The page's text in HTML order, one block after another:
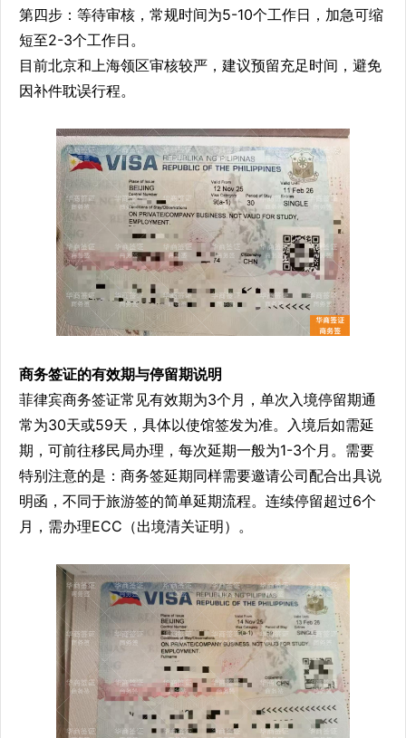
第四步：等待审核，常规时间为5-10个工作日，加急可缩
短至2-3个工作日。
目前北京和上海领区审核较严，建议预留充足时间，避免
因补件耽误行程。
商务签证的有效期与停留期说明
菲律宾商务签证常见有效期为3个月，单次入境停留期通
常为30天或59天，具体以使馆签发为准。入境后如需延
期，可前往移民局办理，每次延期一般为1-3个月。需要
特别注意的是：商务签延期同样需要邀请公司配合出具说
明函，不同于旅游签的简单延期流程。连续停留超过6个
月，需办理ECC（出境清关证明）。